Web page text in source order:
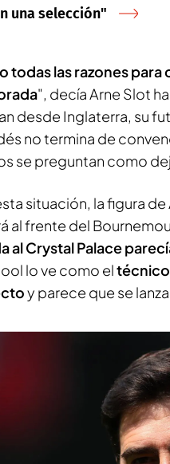
una selección"
todas las razones
", decía Arne Slot
desde Inglaterra, su
no termina de
se preguntan como
situación, la figura de
al frente del
al Crystal Palace
lo ve como el
y parece que se